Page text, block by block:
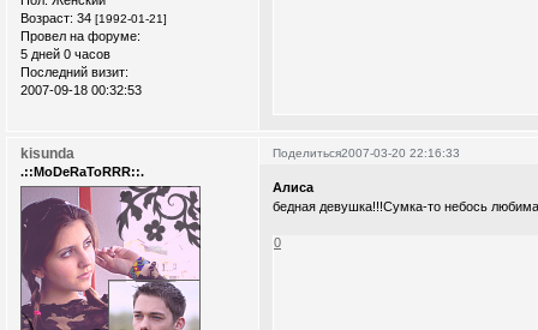
Возраст: 34 [1992-01-21]
Провел на форуме:
5 дней 0 часов
Последний визит:
2007-09-18 00:32:53
Поделиться2007-03-20 22:16:33
kisunda
.::MoDeRaToRRR::.
Алиса
бедная девушка!!!Сумка-то небось
0